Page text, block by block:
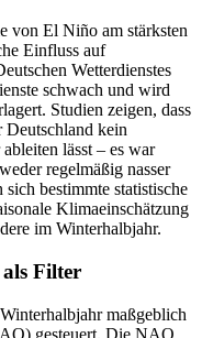
von El Niño am stärksten
Einfluss auf
Wetterdienstes
schwach und wird
Studien zeigen, dass
Deutschland kein
lässt – es war
regelmäßig nasser
bestimmte statistische
Klimaeinschätzung
im Winterhalbjahr.
Filter
maßgeblich
gesteuert. Die NAO